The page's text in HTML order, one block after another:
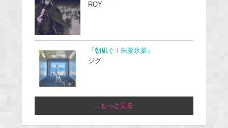
ROY
『朝凪ぐ / 朱夏氷菓』
ジグ
...もっと見る